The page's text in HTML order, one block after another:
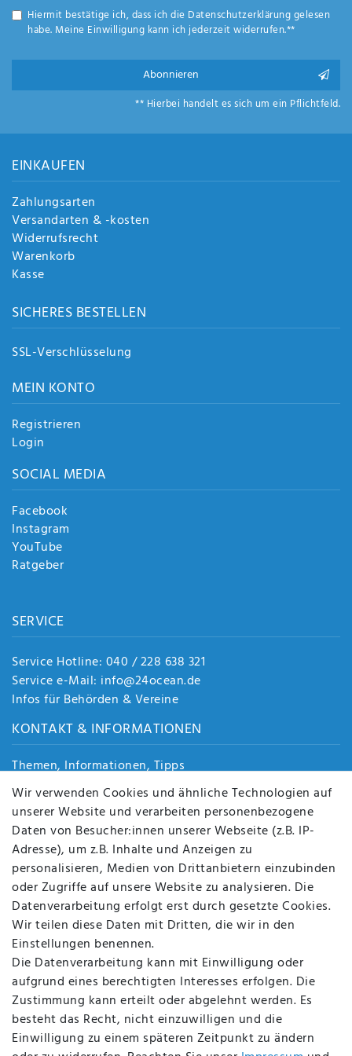
Anf
rag
sen
n
Hiermit bestätige ich, dass ich die Daten­schutz­erklärunggelesen
habe. Meine Einwilligung kann ich jederzeit widerrufen.**
Abonnieren
** Hierbei handelt es sich um ein Pflichtfeld.
EINKAUFEN
Zahlungsarten
Versandarten & -kosten
Widerrufsrecht
Warenkorb
Kasse
SICHERES BESTELLEN
SSL-Verschlüsselung
MEIN KONTO
Registrieren
Login
SOCIAL MEDIA
Facebook
Instagram
YouTube
Ratgeber
SERVICE
Service Hotline: 040 / 228 638 321
Service e-Mail: info@24ocean.de
Infos für Behörden & Vereine
KONTAKT & INFORMATIONEN
Themen, Informationen, Tipps
Jobs
Über uns
Kontakt
Datenschutz
AGB
FAQ
Batterieentsorgung
Altölverordnung
Impressum
BEQUEM UND SICHER BEZAHLEN MIT
Wir verwenden Cookies und ähnliche Technologien auf
unserer Website und verarbeiten personenbezogene
Daten von Besucher:innen unserer Webseite (z.B. IP-
Adresse), um z.B. Inhalte und Anzeigen zu
personalisieren, Medien von Drittanbietern einzubinden
oder Zugriffe auf unsere Website zu analysieren. Die
Datenverarbeitung erfolgt erst durch gesetzte Cookies.
Wir teilen diese Daten mit Dritten, die wir in den
Einstellungen benennen.
Die Datenverarbeitung kann mit Einwilligung oder
aufgrund eines berechtigten Interesses erfolgen. Die
Zustimmung kann erteilt oder abgelehnt werden. Es
besteht das Recht, nicht einzuwilligen und die
Einwilligung zu einem späteren Zeitpunkt zu ändern